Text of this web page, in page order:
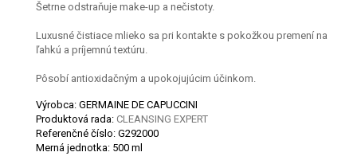
Šetrne odstraňuje make-up a nečistoty.
Luxusné čistiace mlieko sa pri kontakte s pokožkou premení na
ľahkú a príjemnú textúru.
Pôsobí antioxidačným a upokojujúcim účinkom.
Výrobca: GERMAINE DE CAPUCCINI
Produktová rada: CLEANSING EXPERT
Referenčné číslo: G292000
Merná jednotka: 500 ml